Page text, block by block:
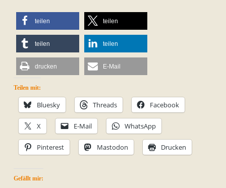
teilen teilen
teilen teilen
drucken E-Mail
Teilen mit:
Bluesky Threads Facebook
X E-Mail WhatsApp
Pinterest Mastodon Drucken
Gefällt mir: